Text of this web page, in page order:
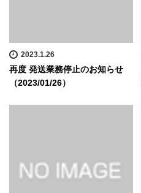
2023.1.26
再度 発送業務停止のお知らせ
（2023/01/26）